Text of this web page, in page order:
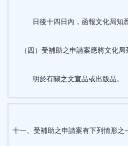
日後十四日內，函報文化局知悉
（四）受補助之申請案應將文化局
明於有關之文宣品或出版品。
十一、受補助之申請案有下列情形